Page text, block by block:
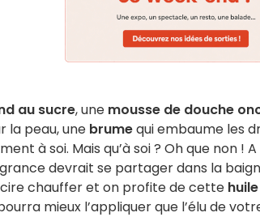
au sucre, une mousse de douche
la peau, une brumequi embaume les
à soi. Mais qu’à soi ? Oh que non !
devrait se partager dans la
cire chauffer et on profite de cette
mieux l’appliquer que l’élu de